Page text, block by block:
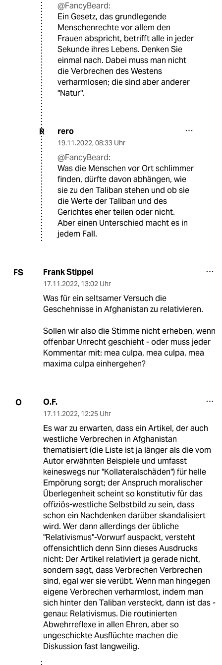
@FancyBeard:
Ein Gesetz, das grundlegende
Menschenrechte vor allem den
Frauen abspricht, betrifft alle in jeder
Sekunde ihres Lebens. Denken Sie
einmal nach. Dabei muss man nicht
die Verbrechen des Westens
verharmlosen; die sind aber anderer
"Natur".
R rero
19.11.2022, 08:33 Uhr
@FancyBeard:
Was die Menschen vor Ort schlimmer
finden, dürfte davon abhängen, wie
sie zu den Taliban stehen und ob sie
die Werte der Taliban und des
Gerichtes eher teilen oder nicht.
Aber einen Unterschied macht es in
jedem Fall.
FS Frank Stippel
17.11.2022, 13:02 Uhr
Was für ein seltsamer Versuch die
Geschehnisse in Afghanistan zu relativieren.
Sollen wir also die Stimme nicht erheben, wenn
offenbar Unrecht geschieht - oder muss jeder
Kommentar mit: mea culpa, mea culpa, mea
maxima culpa einhergehen?
O O.F.
17.11.2022, 12:25 Uhr
Es war zu erwarten, dass ein Artikel, der auch
westliche Verbrechen in Afghanistan
thematisiert (die Liste ist ja länger als die vom
Autor erwähnten Beispiele und umfasst
keineswegs nur "Kollateralschäden") für helle
Empörung sorgt; der Anspruch moralischer
Überlegenheit scheint so konstitutiv für das
offiziös-westliche Selbstbild zu sein, dass
schon ein Nachdenken darüber skandalisiert
wird. Wer dann allerdings der übliche
"Relativismus"-Vorwurf auspackt, versteht
offensichtlich denn Sinn dieses Ausdrucks
nicht: Der Artikel relativiert ja gerade nicht,
sondern sagt, dass Verbrechen Verbrechen
sind, egal wer sie verübt. Wenn man hingegen
eigene Verbrechen verharmlost, indem man
sich hinter den Taliban versteckt, dann ist das -
genau: Relativismus. Die routinierten
Abwehrreflexe in allen Ehren, aber so
ungeschickte Ausflüchte machen die
Diskussion fast langweilig.